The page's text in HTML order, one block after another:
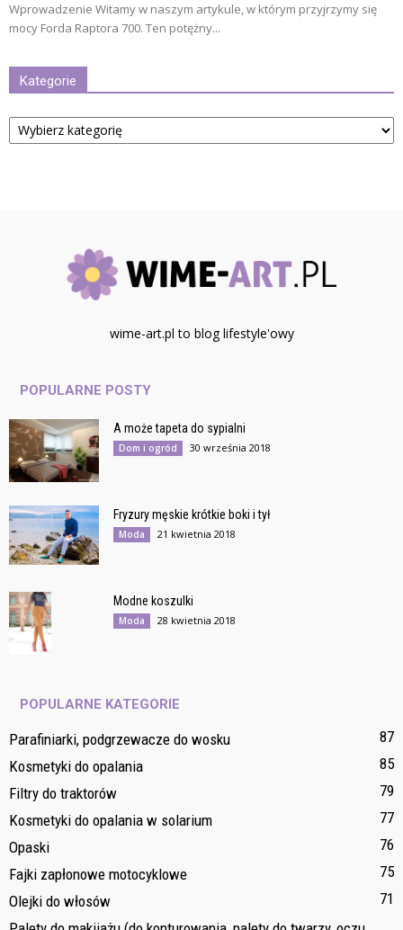
Wprowadzenie Witamy w naszym artykule, w którym przyjrzymy się
mocy Forda Raptora 700. Ten potężny...
Kategorie
Kategorie
wime-art.pl to blog lifestyle'owy
POPULARNE POSTY
A może tapeta do sypialni
Dom i ogród 30 września 2018
Fryzury męskie krótkie boki i tył
Moda 21 kwietnia 2018
Modne koszulki
Moda 28 kwietnia 2018
POPULARNE KATEGORIE
Parafiniarki, podgrzewacze do wosku
87
Kosmetyki do opalania
85
Filtry do traktorów
79
Kosmetyki do opalania w solarium
77
Opaski
76
Fajki zapłonowe motocyklowe
75
Olejki do włosów
71